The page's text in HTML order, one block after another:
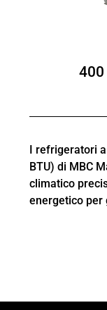
400
I refrigeratori
BTU) di MBC
climatico
energetico per